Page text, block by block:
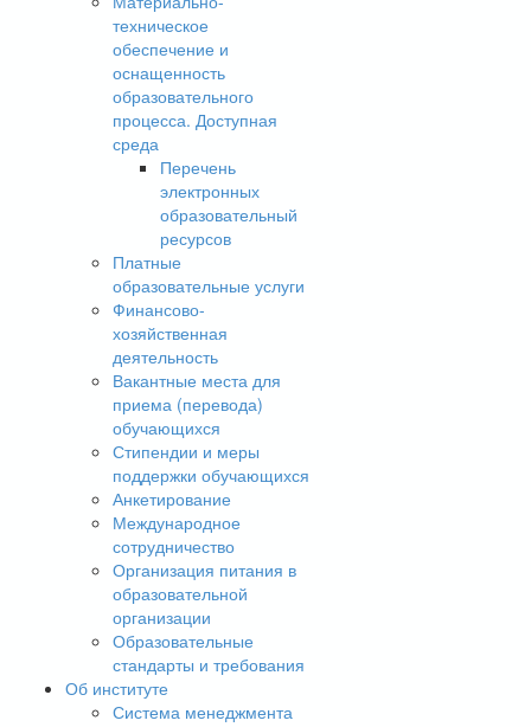
техническое
обеспечение и
оснащенность
образовательного
процесса. Доступная
среда
Перечень
электронных
образовательный
ресурсов
Платные
образовательные услуги
Финансово-
хозяйственная
деятельность
Вакантные места для
приема (перевода)
обучающихся
Стипендии и меры
поддержки обучающихся
Анкетирование
Международное
сотрудничество
Организация питания в
образовательной
организации
Образовательные
стандарты и требования
Об институте
Система менеджмента